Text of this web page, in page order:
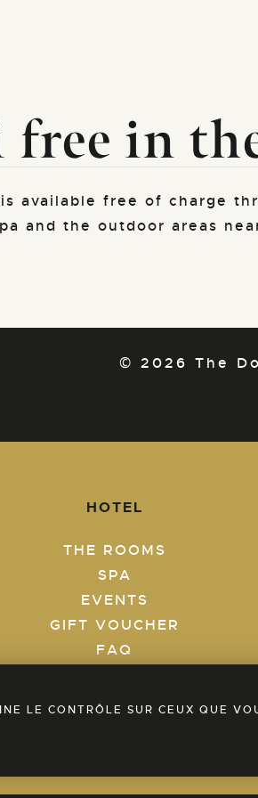
in
is available free of charge
and the outdoor areas
© 2026 The
HOTEL
THE ROOMS
SPA
EVENTS
GIFT VOUCHER
FAQ
BOOK A ROOM
LE CONTRÔLE SUR CEUX QUE